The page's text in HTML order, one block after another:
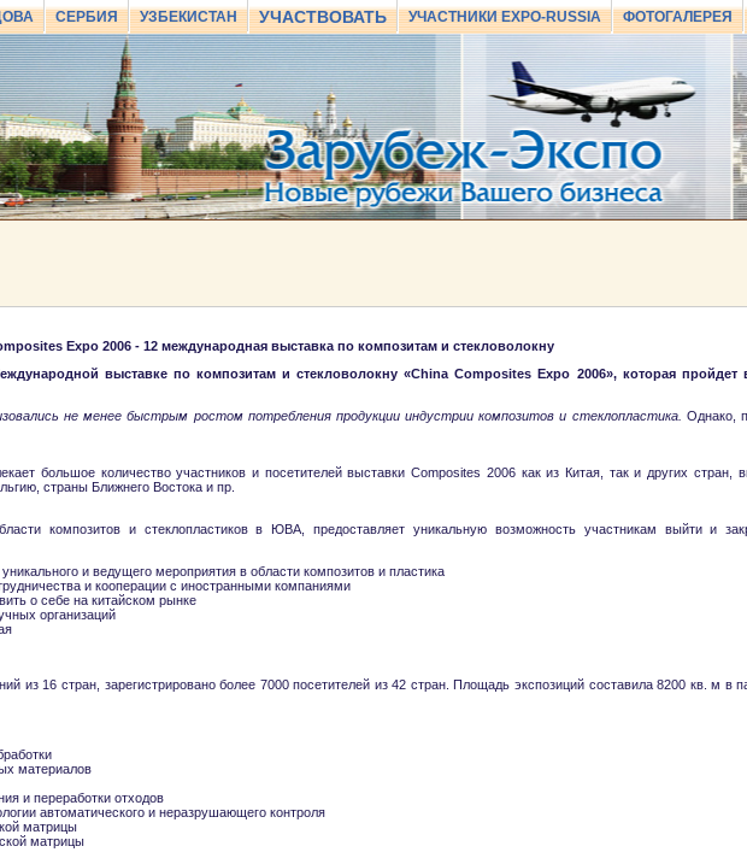
СЕРБИЯ УЗБЕКИСТАН УЧАСТВОВАТЬ УЧАСТНИКИ EXPO-RUSSIA ФОТОГАЛЕРЕЯ
Expo 2006 - 12 международная выставка по композитам и стекловолокну
выставке по композитам и стекловолокну «China Composites Expo 2006», которая пройдет
не менее быстрым ростом потребления продукции индустрии композитов и стеклопластика. Однако,
большое количество участников и посетителей выставки Composites 2006 как из Китая, так и других
страны Ближнего Востока и пр.
композитов и стеклопластиков в ЮВА, предоставляет уникальную возможность участникам выйти и
и ведущего мероприятия в области композитов и пластика
и кооперации с иностранными компаниями
о себе на китайском рынке
организаций
из 16 стран, зарегистрировано более 7000 посетителей из 42 стран. Площадь экспозиций составила 8200 кв. м в
материалов
и переработки отходов
автоматического и неразрушающего контроля
матрицы
матрицы